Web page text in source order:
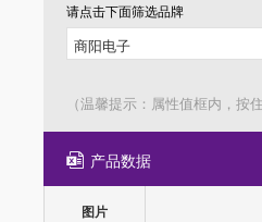
请点击下面筛选品牌
（温馨提示：属性值框内，
产品数据
图片